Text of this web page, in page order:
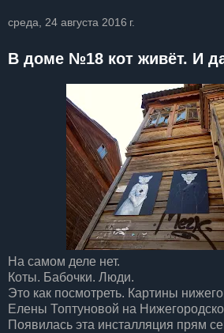
среда, 24 августа 2016 г.
В доме №18 кот живёт. И
На самом деле нет.
Коты. Бабочки. Люди.
Это как посмотреть. Картины
Елены Топтуновой на
Появилась эта инсталляция прям